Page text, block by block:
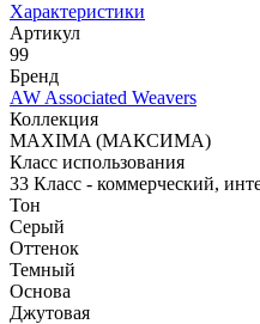
Характеристики
Артикул
99
Бренд
AW Associated Weavers
Коллекция
MAXIMA (МАКСИМА)
Класс использования
33 Класс - коммерческий,
Тон
Серый
Оттенок
Темный
Основа
Джутовая